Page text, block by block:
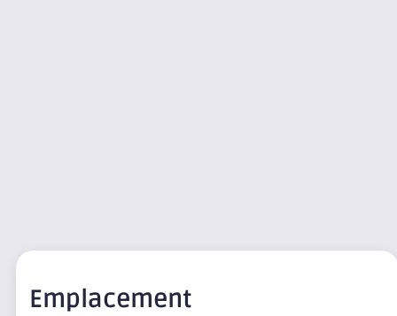
Emplacement